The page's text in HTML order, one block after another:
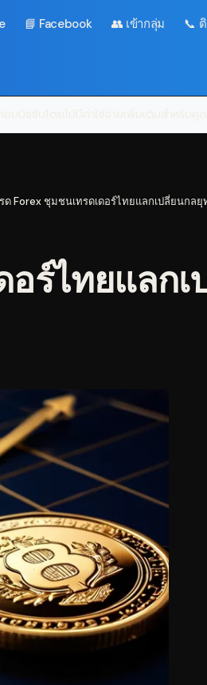
📘 Facebook 👥 เข้ากลุ่ม 📞
ด Forex ชุมชนเทรดเดอร์ไทยแลกเปลี่ยนกล
ร์ไทยแลก